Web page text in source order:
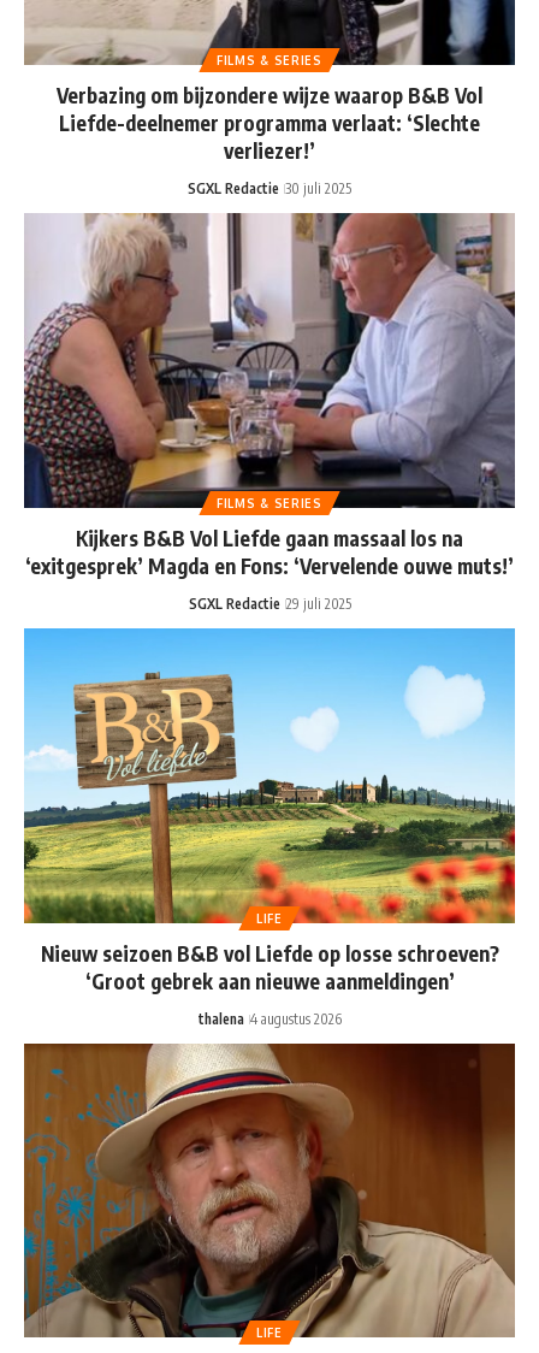
FILMS & SERIES
Verbazing om bijzondere wijze waarop B&B Vol
Liefde-deelnemer programma verlaat: ‘Slechte
verliezer!’
SGXL Redactie 30 juli 2025
FILMS & SERIES
Kijkers B&B Vol Liefde gaan massaal los na
‘exitgesprek’ Magda en Fons: ‘Vervelende ouwe muts!’
SGXL Redactie 29 juli 2025
LIFE
Nieuw seizoen B&B vol Liefde op losse schroeven?
‘Groot gebrek aan nieuwe aanmeldingen’
thalena 4 augustus 2026
LIFE